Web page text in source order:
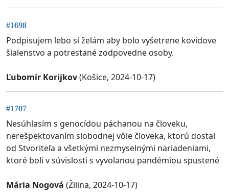
#1698
Podpisujem lebo si želám aby bolo vyšetrene kovidove
šialenstvo a potrestané zodpovedne osoby.
Ľubomír Korijkov(Košice, 2024-10-17)
#1707
Nesúhlasím s genocídou páchanou na človeku,
nerešpektovaním slobodnej vôle človeka, ktorú dostal
od Stvoriteľa a všetkými nezmyselnými nariadeniami,
ktoré boli v súvislosti s vyvolanou pandémiou spustené
Mária Nogová (Žilina, 2024-10-17)